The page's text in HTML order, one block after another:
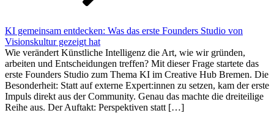
KI gemeinsam entdecken: Was das erste Founders Studio von
Visionskultur gezeigt hat
Wie verändert Künstliche Intelligenz die Art, wie wir gründen,
arbeiten und Entscheidungen treffen? Mit dieser Frage startete das
erste Founders Studio zum Thema KI im Creative Hub Bremen. Die
Besonderheit: Statt auf externe Expert:innen zu setzen, kam der erste
Impuls direkt aus der Community. Genau das machte die dreiteilige
Reihe aus. Der Auftakt: Perspektiven statt […]